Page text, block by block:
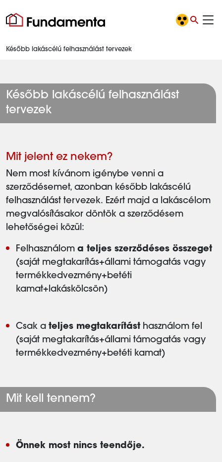
Később lakáscélú felhasználást tervezek
Később lakáscélú felhasználást
tervezek
Mit jelent ez nekem?
Nem most kívánom igénybe venni a
szerződésemet, azonban később lakáscélú
felhasználást tervezek. Ezért majd a lakáscélom
megvalósításakor döntök a szerződésem
lehetőségei közül:
Felhasználom a teljes szerződéses összeget
(saját megtakarítás+állami támogatás vagy
termékkedvezmény+betéti
kamat+lakáskölcsön)
Csak a teljes megtakarítást használom fel
(saját megtakarítás+állami támogatás vagy
termékkedvezmény+betéti kamat)
Mit kell tennem?
Önnek most nincs teendője.